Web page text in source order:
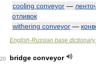
cooling conveyor —
отливок
withering conveyor —
English-Russian base dictionary
20
bridge conveyor